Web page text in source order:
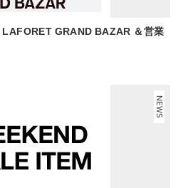
GRAND BAZAR ＆営業
NEWS